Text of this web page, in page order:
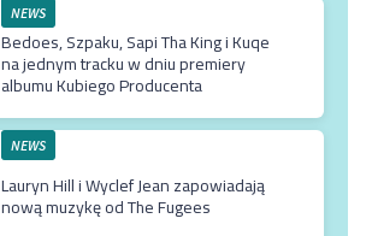
NEWS
Bedoes, Szpaku, Sapi Tha King i Kuqe
na jednym tracku w dniu premiery
albumu Kubiego Producenta
NEWS
Lauryn Hill i Wyclef Jean zapowiadają
nową muzykę od The Fugees